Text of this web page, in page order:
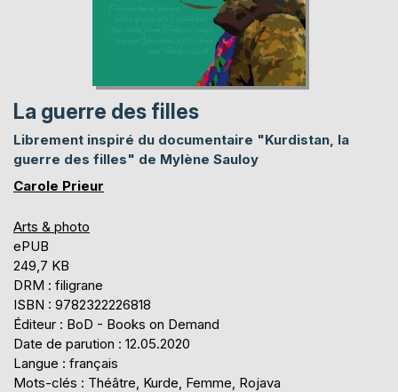
La guerre des filles
Librement inspiré du documentaire "Kurdistan, la
guerre des filles" de Mylène Sauloy
Carole Prieur
Arts & photo
ePUB
249,7 KB
DRM : filigrane
ISBN : 9782322226818
Éditeur : BoD - Books on Demand
Date de parution : 12.05.2020
Langue : français
Mots-clés : Théâtre, Kurde, Femme, Rojava